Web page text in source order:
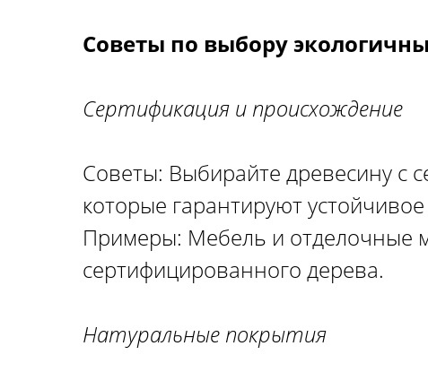
Советы по выбору
Сертификация и происхождение
Советы: Выбирайте древесину с
которые гарантируют
Примеры: Мебель и отделочные
сертифицированного дерева.
Натуральные покрытия